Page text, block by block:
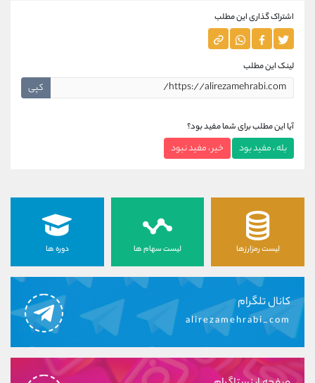
اشتراک گذاری این مطلب
لینک این مطلب
کپی
آیا این مطلب برای شما مفید بود؟
بله ، مفید بود خیر ، مفید نبود
لیست رمزارزها لیست سهام ها دوره ها
کانال تلگرام
alirezamehrabi_com